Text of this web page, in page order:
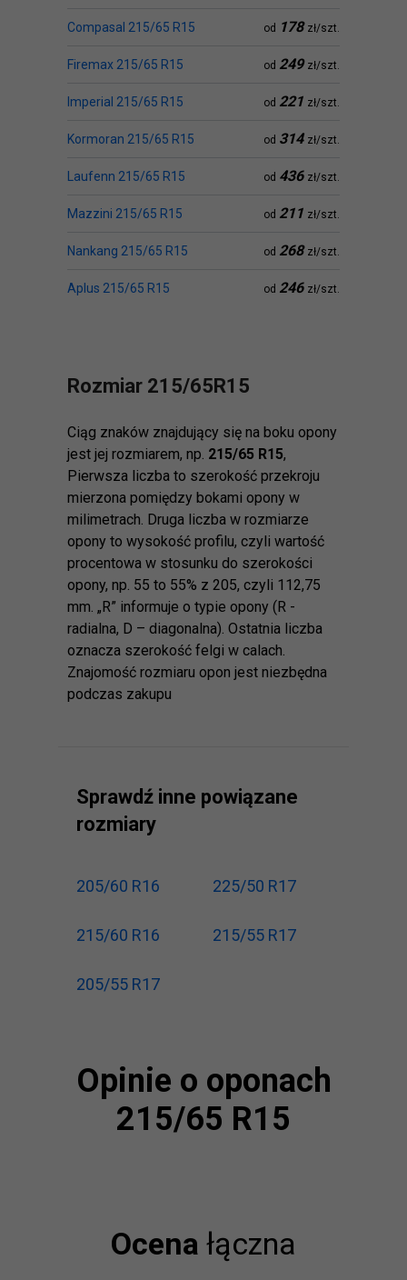
Compasal 215/65 R15 od 178 zł/szt.
Firemax 215/65 R15 od 249 zł/szt.
Imperial 215/65 R15 od 221 zł/szt.
Kormoran 215/65 R15 od 314 zł/szt.
Laufenn 215/65 R15 od 436 zł/szt.
Mazzini 215/65 R15 od 211 zł/szt.
Nankang 215/65 R15 od 268 zł/szt.
Aplus 215/65 R15 od 246 zł/szt.
Rozmiar 215/65R15
Ciąg znaków znajdujący się na boku opony
jest jej rozmiarem, np. 215/65 R15,
Pierwsza liczba to szerokość przekroju
mierzona pomiędzy bokami opony w
milimetrach. Druga liczba w rozmiarze
opony to wysokość profilu, czyli wartość
procentowa w stosunku do szerokości
opony, np. 55 to 55% z 205, czyli 112,75
mm. „R” informuje o typie opony (R -
radialna, D – diagonalna). Ostatnia liczba
oznacza szerokość felgi w calach.
Znajomość rozmiaru opon jest niezbędna
podczas zakupu
Sprawdź inne powiązane
rozmiary
205/60 R16 225/50 R17
215/60 R16 215/55 R17
205/55 R17
Opinie o oponach
215/65 R15
Ocena łączna